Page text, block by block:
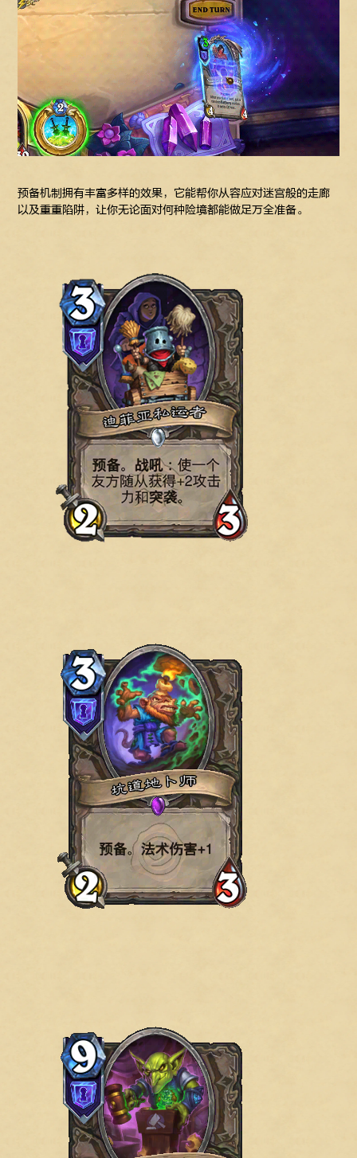
预备机制拥有丰富多样的效果，它能帮你从容应对迷宫般的走廊
以及重重陷阱，让你无论面对何种险境都能做足万全准备。